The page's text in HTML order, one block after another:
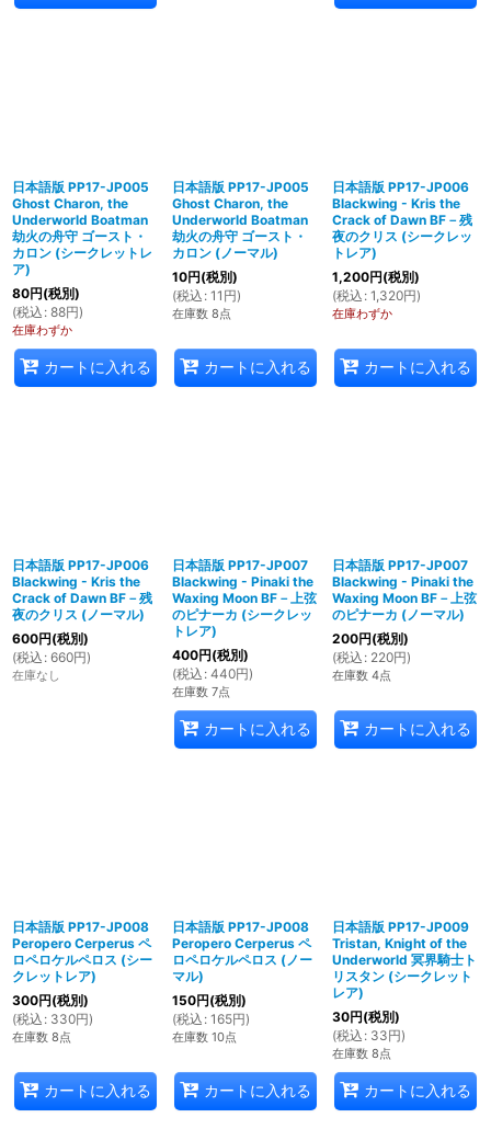
日本語版 PP17-JP005
Ghost Charon, the
Underworld Boatman
劫火の舟守 ゴースト・
カロン (シークレットレ
ア)
80円(税別)
(税込 : 88円)
在庫わずか
カートに入れる
日本語版 PP17-JP005
Ghost Charon, the
Underworld Boatman
劫火の舟守 ゴースト・
カロン (ノーマル)
10円(税別)
(税込 : 11 円)
在庫数 8点
カートに入れる
日本語版 PP17-JP006
Blackwing - Kris the
Crack of Dawn BF－残
夜のクリス (シークレッ
トレア)
1,200円(税別)
(税込 : 1,320円)
在庫わずか
カートに入れる
日本語版 PP17-JP006
Blackwing - Kris the
Crack of Dawn BF－残
夜のクリス (ノーマル)
600円(税別)
(税込 : 660円)
在庫なし
日本語版 PP17-JP007
Blackwing - Pinaki the
Waxing Moon BF－上弦
のピナーカ (シークレッ
トレア)
400円(税別)
(税込 : 440円)
在庫数 7点
カートに入れる
日本語版 PP17-JP007
Blackwing - Pinaki the
Waxing Moon BF－上弦
のピナーカ (ノーマル)
200円(税別)
(税込 : 220円)
在庫数 4点
カートに入れる
日本語版 PP17-JP008
Peropero Cerperus ペ
ロペロケルペロス (シー
クレットレア)
300円(税別)
(税込 : 330円)
在庫数 8点
カートに入れる
日本語版 PP17-JP008
Peropero Cerperus ペ
ロペロケルペロス (ノー
マル)
150円(税別)
(税込 : 165円)
在庫数 10点
カートに入れる
日本語版 PP17-JP009
Tristan, Knight of the
Underworld 冥界騎士ト
リスタン (シークレット
レア)
30円(税別)
(税込 : 33円)
在庫数 8点
カートに入れる